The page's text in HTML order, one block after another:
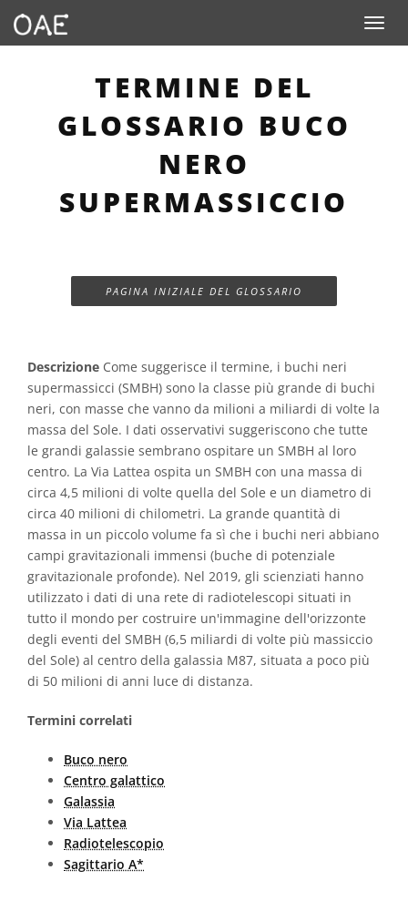
Toggle
TERMINE DEL
GLOSSARIO BUCO
NERO
SUPERMASSICCIO
PAGINA INIZIALE DEL GLOSSARIO
Descrizione Come suggerisce il termine, i buchi neri
supermassicci (SMBH) sono la classe più grande di buchi
neri, con masse che vanno da milioni a miliardi di volte la
massa del Sole. I dati osservativi suggeriscono che tutte
le grandi galassie sembrano ospitare un SMBH al loro
centro. La Via Lattea ospita un SMBH con una massa di
circa 4,5 milioni di volte quella del Sole e un diametro di
circa 40 milioni di chilometri. La grande quantità di
massa in un piccolo volume fa sì che i buchi neri abbiano
campi gravitazionali immensi (buche di potenziale
gravitazionale profonde). Nel 2019, gli scienziati hanno
utilizzato i dati di una rete di radiotelescopi situati in
tutto il mondo per costruire un'immagine dell'orizzonte
degli eventi del SMBH (6,5 miliardi di volte più massiccio
del Sole) al centro della galassia M87, situata a poco più
di 50 milioni di anni luce di distanza.
Termini correlati
Buco nero
Centro galattico
Galassia
Via Lattea
Radiotelescopio
Sagittario A*